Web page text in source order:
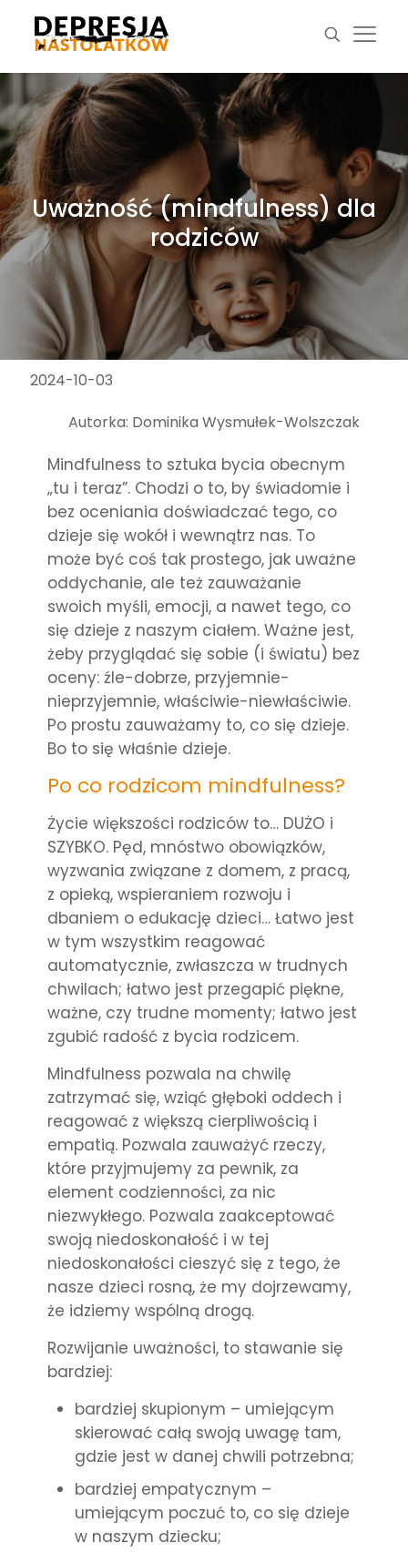
Uważność (mindfulness) dla
rodziców
2024-10-03
Autorka: Dominika Wysmułek-Wolszczak
Mindfulness to sztuka bycia obecnym
„tu i teraz”. Chodzi o to, by świadomie i
bez oceniania doświadczać tego, co
dzieje się wokół i wewnątrz nas. To
może być coś tak prostego, jak uważne
oddychanie, ale też zauważanie
swoich myśli, emocji, a nawet tego, co
się dzieje z naszym ciałem. Ważne jest,
żeby przyglądać się sobie (i światu) bez
oceny: źle-dobrze, przyjemnie-
nieprzyjemnie, właściwie-niewłaściwie.
Po prostu zauważamy to, co się dzieje.
Bo to się właśnie dzieje.
Po co rodzicom mindfulness?
Życie większości rodziców to… DUŻO i
SZYBKO. Pęd, mnóstwo obowiązków,
wyzwania związane z domem, z pracą,
z opieką, wspieraniem rozwoju i
dbaniem o edukację dzieci… Łatwo jest
w tym wszystkim reagować
automatycznie, zwłaszcza w trudnych
chwilach; łatwo jest przegapić piękne,
ważne, czy trudne momenty; łatwo jest
zgubić radość z bycia rodzicem.
Mindfulness pozwala na chwilę
zatrzymać się, wziąć głęboki oddech i
reagować z większą cierpliwością i
empatią. Pozwala zauważyć rzeczy,
które przyjmujemy za pewnik, za
element codzienności, za nic
niezwykłego. Pozwala zaakceptować
swoją niedoskonałość i w tej
niedoskonałości cieszyć się z tego, że
nasze dzieci rosną, że my dojrzewamy,
że idziemy wspólną drogą.
Rozwijanie uważności, to stawanie się
bardziej:
bardziej skupionym – umiejącym
skierować całą swoją uwagę tam,
gdzie jest w danej chwili potrzebna;
bardziej empatycznym –
umiejącym poczuć to, co się dzieje
w naszym dziecku;